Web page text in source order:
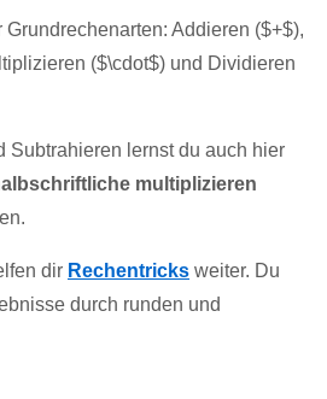
Addieren ($+$),
($\cdot$) und Dividieren
Subtrahieren lernst du auch hier
multiplizieren
dir Rechentricks weiter. Du
durch runden und